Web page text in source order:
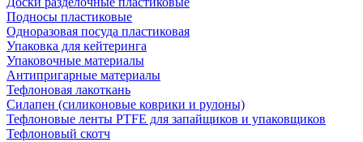
Подносы пластиковые
Одноразовая посуда пластиковая
Упаковка для кейтеринга
Упаковочные материалы
Антипригарные материалы
Тефлоновая лакоткань
Силапен (силиконовые коврики и рулоны)
Тефлоновые ленты PTFE для запайщиков и упаковщиков
Тефлоновый скотч